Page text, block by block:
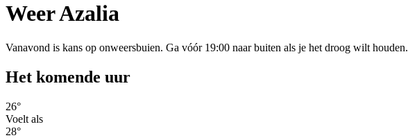
Weer Azalia
Vanavond is kans op onweersbuien. Ga vóór 19:00 naar buiten als je het droog wilt houden.
Het komende uur
26°
Voelt als
28°